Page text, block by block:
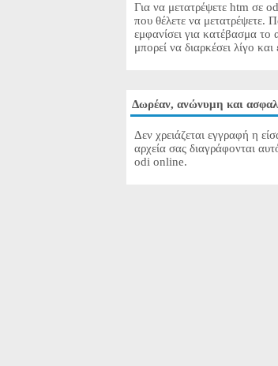
Για να μετατρέψετε htm σε
που θέλετε να μετατρέψετε.
εμφανίσει για κατέβασμα
μπορεί να διαρκέσει λίγο
Δωρέαν, ανώνυμη και
Δεν χρειάζεται εγγραφή η
αρχεία σας διαγράφονται
odi online.